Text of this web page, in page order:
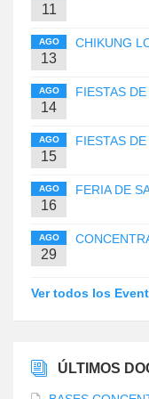
11
AGO
13
CHIKUNG
AGO
14
FIESTAS
AGO
15
FIESTAS
AGO
16
FERIA DE
AGO
29
Ver todos los
ÚLTIMOS